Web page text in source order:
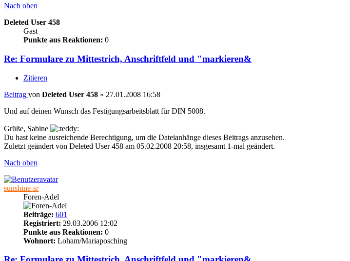
Nach oben
Deleted User 458
Gast
Punkte aus Reaktionen: 0
Re: Formulare zu Mittestrich, Anschriftfeld und "markieren&
Zitieren
Beitrag von Deleted User 458 » 27.01.2008 16:58
Und auf deinen Wunsch das Festigungsarbeitsblatt für DIN 5008.
Grüße, Sabine
Du hast keine ausreichende Berechtigung, um die Dateianhänge dieses Beitrags anzusehen.
Zuletzt geändert von Deleted User 458 am 05.02.2008 20:58, insgesamt 1-mal geändert.
Nach oben
sunshine-sr
Foren-Adel
Beiträge: 601
Registriert: 29.03.2006 12:02
Punkte aus Reaktionen: 0
Wohnort: Loham/Mariaposching